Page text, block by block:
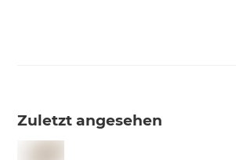
Zuletzt angesehen